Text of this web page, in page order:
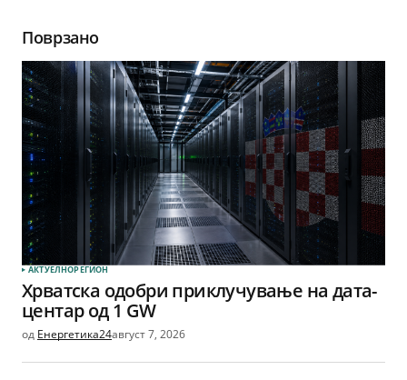
Поврзано
АКТУЕЛНОРЕГИОН
Хрватска одобри приклучување на дата-
центар од 1 GW
од Енергетика24август 7, 2026